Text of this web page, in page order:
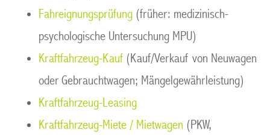
Fahreignungsprüfung (früher: medizinisch-
psychologische Untersuchung MPU)
Kraftfahrzeug-Kauf (Kauf/Verkauf von Neuwagen
oder Gebrauchtwagen; Mängelgewährleistung)
Kraftfahrzeug-Leasing
Kraftfahrzeug-Miete / Mietwagen (PKW,